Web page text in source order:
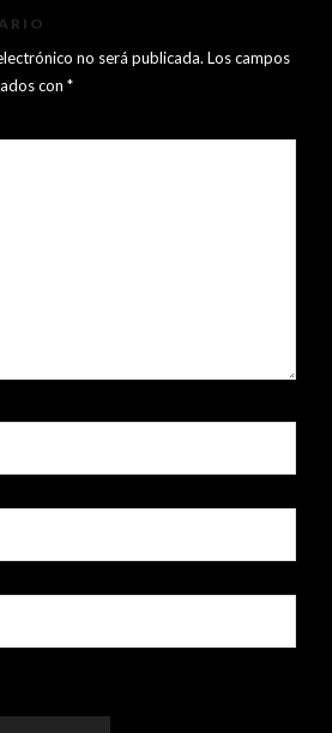
no será publicada. Los campos
con *